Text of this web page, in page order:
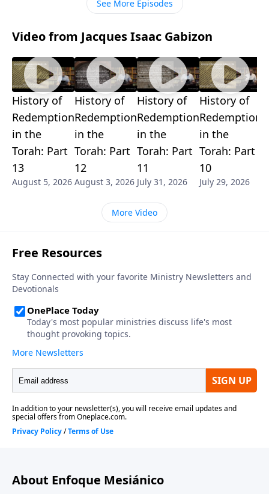
See More Episodes
Video from Jacques Isaac Gabizon
History of
Redemption
in the
Torah: Part
13
August 5, 2026
History of
Redemption
in the
Torah: Part
12
August 3, 2026
History of
Redemption
in the
Torah: Part
11
July 31, 2026
History of
Redemption
in the
Torah: Part
10
July 29, 2026
More Video
About Enfoque Mesiánico